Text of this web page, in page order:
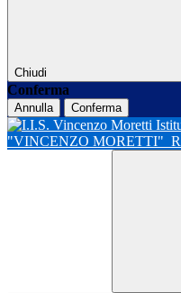
Chiudi
Conferma
Annulla Conferma
"VINCENZO MORETTI"